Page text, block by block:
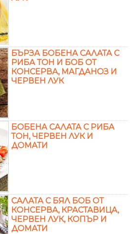
БЪРЗА БОБЕНА САЛАТА С
РИБА ТОН И БОБ ОТ
КОНСЕРВА, МАГДАНОЗ И
ЧЕРВЕН ЛУК
БОБЕНА САЛАТА С РИБА
ТОН, ЧЕРВЕН ЛУК И
ДОМАТИ
САЛАТА С БЯЛ БОБ ОТ
КОНСЕРВА, КРАСТАВИЦА,
ЧЕРВЕН ЛУК, КОПЪР И
ДОМАТИ